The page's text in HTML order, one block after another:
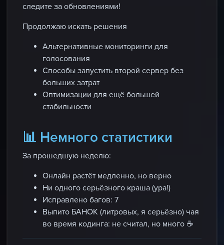
следите за обновлениями!
Продолжаю искать решения
Альтернативные мониторинги для
голосования
Способы запустить второй сервер без
больших затрат
Оптимизации для ещё большей
стабильности
📊 Немного статистики
За прошедшую неделю:
Онлайн растёт медленно, но верно
Ни одного серьёзного краша (ура!)
Исправлено багов: 7
Выпито БАНОК (литровых, я серьёзно) чая
во время кодинга: не считал, но много ☕